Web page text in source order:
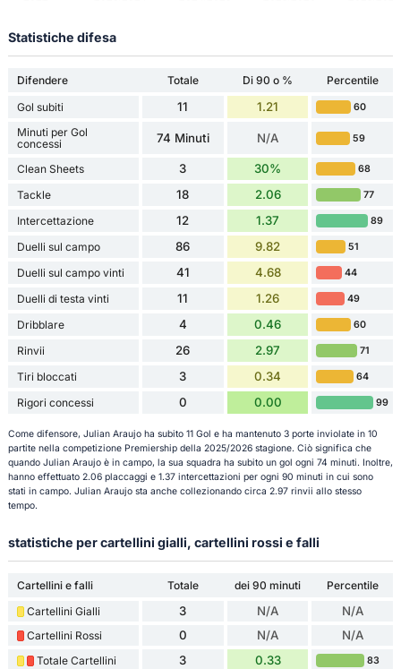
Statistiche difesa
Difendere Totale Di 90 o %
Percentile
Gol subiti
11 1.21 60
Minuti per Gol
concessi
74 Minuti N/A 59
Clean Sheets 3 30% 68
Tackle 18 2.06 77
Intercettazione 12 1.37 89
Duelli sul campo 86 9.82 51
Duelli sul campo vinti 41 4.68 44
Duelli di testa vinti 11 1.26 49
Dribblare 4 0.46 60
Rinvii 26 2.97 71
Tiri bloccati 3 0.34 64
Rigori concessi 0 0.00 99
Come difensore, Julian Araujo ha subito 11 Gol e ha mantenuto 3 porte inviolate in 10
partite nella competizione Premiership della 2025/2026 stagione. Ciò significa che
quando Julian Araujo è in campo, la sua squadra ha subito un gol ogni 74 minuti. Inoltre,
hanno effettuato 2.06 placcaggi e 1.37 intercettazioni per ogni 90 minuti in cui sono
stati in campo. Julian Araujo sta anche collezionando circa 2.97 rinvii allo stesso
tempo.
statistiche per cartellini gialli, cartellini rossi e falli
Cartellini e falli Totale dei 90 minuti
Percentile
Cartellini Gialli
3 N/A N/A
Cartellini Rossi 0 N/A N/A
Totale Cartellini 3 0.33 83